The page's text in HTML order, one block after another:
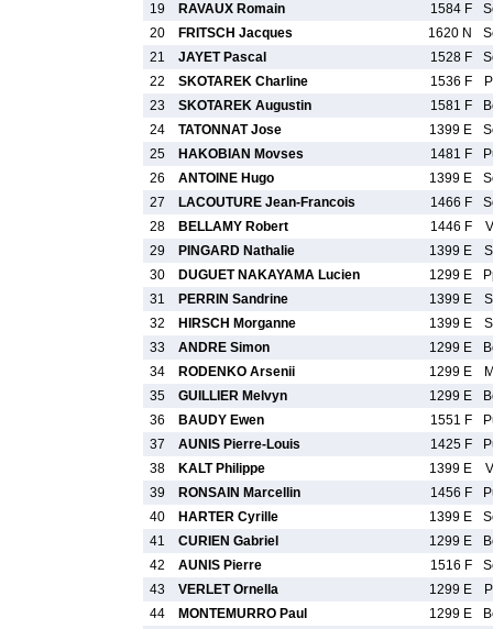
19
RAVAUX Romain 1584 F
20
FRITSCH Jacques 1620 N
21
JAYET Pascal 1528 F
22
SKOTAREK Charline 1536 F
23
SKOTAREK Augustin 1581 F
24
TATONNAT Jose 1399 E
25
HAKOBIAN Movses 1481 F
26
ANTOINE Hugo 1399 E
27
LACOUTURE Jean-Francois 1466 F
28
BELLAMY Robert 1446 F
29
PINGARD Nathalie 1399 E
30
DUGUET NAKAYAMA Lucien 1299 E
31
PERRIN Sandrine 1399 E
32
HIRSCH Morganne 1399 E
33
ANDRE Simon 1299 E
34
RODENKO Arsenii 1299 E
35
GUILLIER Melvyn 1299 E
36
BAUDY Ewen 1551 F
37
AUNIS Pierre-Louis 1425 F
38
KALT Philippe 1399 E
39
RONSAIN Marcellin 1456 F
40
HARTER Cyrille 1399 E
41
CURIEN Gabriel 1299 E
42
AUNIS Pierre 1516 F
43
VERLET Ornella 1299 E
44
MONTEMURRO Paul 1299 E